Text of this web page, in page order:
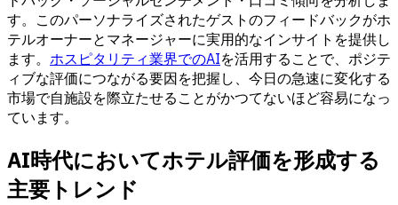
す。このパーソナライズされたゲストのフィードバックがホ
テルオーナーとマネージャーに実用的なインサイトを提供し
ます。 ホスピタリティ業界でのAIを活用することで、ポジテ
ィブな評価につながる要因を把握し、今日の急速に変化する
市場で自施設を際立たせることがかつてないほど容易になっ
ています。
AI時代においてホテル評価を形成する
主要トレンド